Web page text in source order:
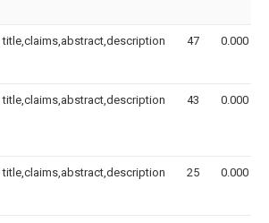
title,claims,abstract,description 47 0.000
title,claims,abstract,description 43 0.000
title,claims,abstract,description 25 0.000